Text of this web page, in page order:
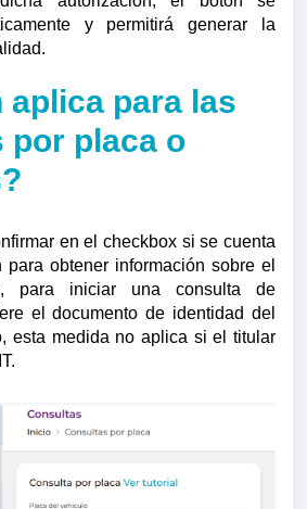
y permitirá generar la
aplica para las
por placa o
en el checkbox si se cuenta
obtener información sobre el
para iniciar una consulta de
el documento de identidad del
esta medida no aplica si el titular